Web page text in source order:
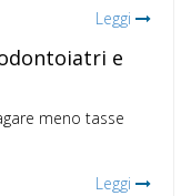
Leggi
e
meno tasse
Leggi